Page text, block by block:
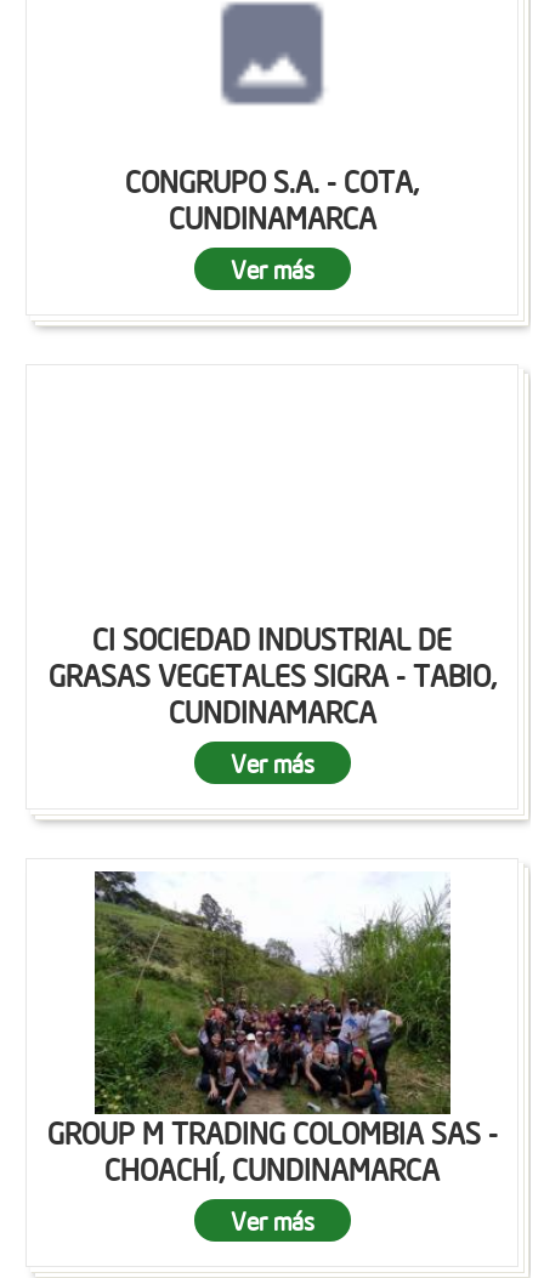
CONGRUPO S.A. - COTA,
CUNDINAMARCA
Ver más
CI SOCIEDAD INDUSTRIAL DE
GRASAS VEGETALES SIGRA - TABIO,
CUNDINAMARCA
Ver más
GROUP M TRADING COLOMBIA SAS -
CHOACHÍ, CUNDINAMARCA
Ver más